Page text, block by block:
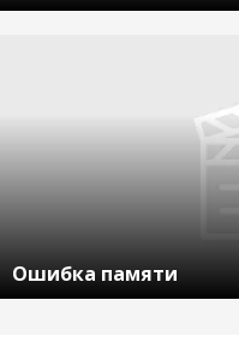
Ошибка памяти